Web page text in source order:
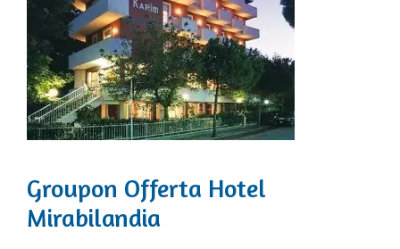
Groupon Offerta Hotel
Mirabilandia